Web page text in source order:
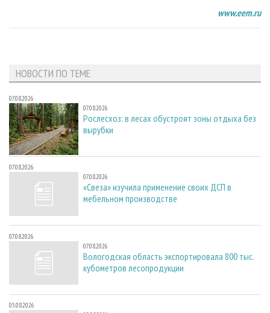
www.eem.ru
НОВОСТИ ПО ТЕМЕ
07.08.2026
07.08.2026
Рослесхоз: в лесах обустроят зоны отдыха без
вырубки
07.08.2026
07.08.2026
«Свеза» изучила применение своих ДСП в
мебельном производстве
07.08.2026
07.08.2026
Вологодская область экспортировала 800 тыс.
кубометров лесопродукции
05.08.2026